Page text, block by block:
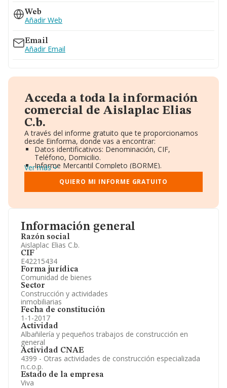
Información general
Razón social
Aislaplac Elias C.b.
CIF
E42215434
Forma jurídica
Comunidad de bienes
Sector
Construcción y actividades
inmobiliarias
Fecha de constitución
1-1-2017
Actividad
Albañilería y pequeños trabajos de construcción en
general
Actividad CNAE
4399 - Otras actividades de construcción especializada
n.c.o.p.
Estado de la empresa
Viva
Web
Añadir Web
Email
Añadir Email
Acceda a toda la información
comercial de Aislaplac Elias
C.b.
A través del informe gratuito que te proporcionamos
desde Einforma, donde vas a encontrar:
Datos identificativos: Denominación, CIF,
Teléfono, Domicilio.
Informe Mercantil Completo (BORME).
Gráficos de Evolución Ventas y Empleados.
Consejo de Administración y Administradores.
Directivos y Ejecutivos.
Información oficial y registral complementaria.
Ver más
QUIERO MI INFORME GRATUITO